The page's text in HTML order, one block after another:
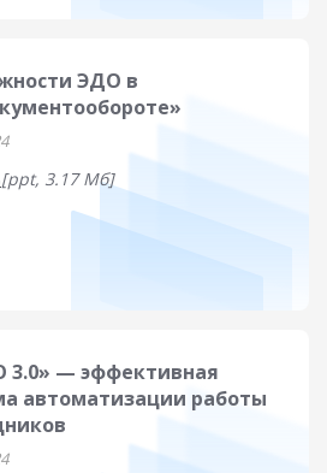
ЭДО в
[ppt, 3.17 Мб]
3.0» — эффективная
автоматизации работы